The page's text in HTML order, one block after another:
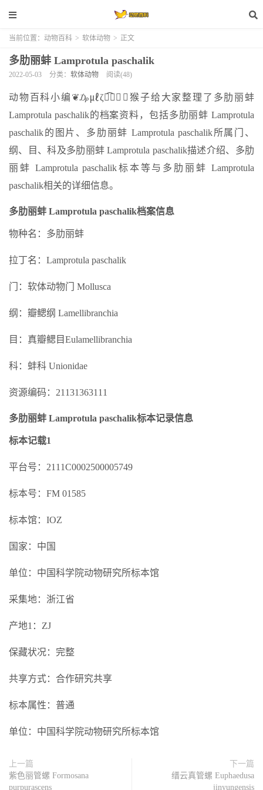
当前位置： 动物百科 > 软体动物 > 正文
多肋丽蚌 Lamprotula paschalik
2022-05-03 分类： 软体动物 阅读(48)
动物百科小编❦₯㎕ζั͡✾✎﹏猴子给大家整理了多肋丽蚌
Lamprotula paschalik的档案资料，包括多肋丽蚌 Lamprotula
paschalik的图片、多肋丽蚌 Lamprotula paschalik所属门、
纲、目、科及多肋丽蚌 Lamprotula paschalik描述介绍、多肋
丽蚌 Lamprotula paschalik标本等与多肋丽蚌 Lamprotula
paschalik相关的详细信息。
多肋丽蚌 Lamprotula paschalik档案信息
物种名：多肋丽蚌
拉丁名：Lamprotula paschalik
门：软体动物门 Mollusca
纲：瓣鳃纲 Lamellibranchia
目：真瓣鳃目Eulamellibranchia
科：蚌科 Unionidae
资源编码：21131363111
多肋丽蚌 Lamprotula paschalik标本记录信息
标本记载1
平台号：2111C0002500005749
标本号：FM 01585
标本馆：IOZ
国家：中国
单位：中国科学院动物研究所标本馆
采集地：浙江省
产地1：ZJ
保藏状况：完整
共享方式：合作研究共享
标本属性：普通
单位：中国科学院动物研究所标本馆
上一篇
紫色丽管螺 Formosana
purpurascens
下一篇
缙云真管螺 Euphaedusa
jinyungensis